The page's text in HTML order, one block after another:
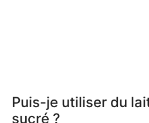
Puis-je utiliser du
sucré ?